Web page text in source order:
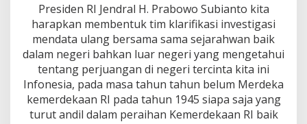
n
B
e
n
t
u
k
T
i
m
Presiden RI Jendral H. Prabowo Subianto kita
harapkan membentuk tim klarifikasi investigasi
mendata ulang bersama sama sejarahwan baik
dalam negeri bahkan luar negeri yang mengetahui
tentang perjuangan di negeri tercinta kita ini
Infonesia, pada masa tahun tahun belum Merdeka
kemerdekaan RI pada tahun 1945 siapa saja yang
turut andil dalam peraihan Kemerdekaan RI baik